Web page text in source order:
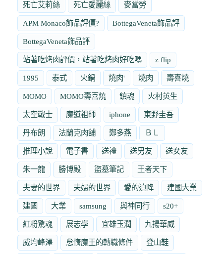
死亡艾莉絲 死亡愛麗絲 麥當勞
APM Monaco飾品評價? BottegaVeneta飾品評
BottegaVeneta飾品評
站著吃烤肉評價，站著吃烤肉好吃嗎 z flip
1995 泰式 火鍋 燒肉' 燒肉 壽喜燒
MOMO MOMO壽喜燒 鎮魂 火村英生
太空戰士 魔道祖師 iphone 東野圭吾
丹布朗 法蘭克肉舖 鄭多燕 ＢＬ
推理小說 電子書 送禮 送男友 送女友
朱一龍 勝博殿 盜墓筆記 王者天下
夫妻的世界 夫婦的世界 愛的迫降 建國大業
建國 大業 samsung 與神同行 s20+
紅粉驚魂 展志學 宜雄玉潤 九揚華威
威均峰澤 怠惰魔王的轉職條件 登山鞋